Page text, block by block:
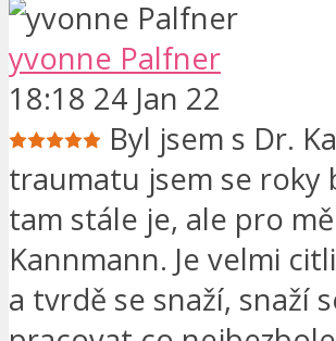
yvonne Palfner
18:18 24 Jan 22
Byl jsem s Dr.
traumatu jsem se roky
tam stále je, ale pro
Kannmann. Je velmi
a tvrdě se snaží, snaží